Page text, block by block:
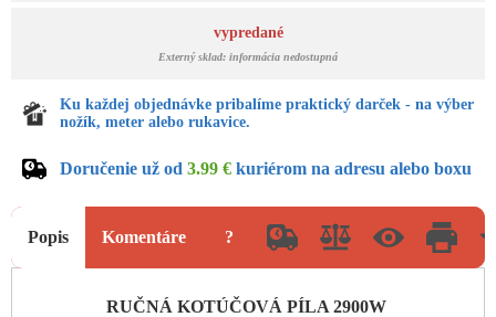
vypredané
Externý sklad: informácia nedostupná
Ku každej objednávke pribalíme praktický darček - na výber
nožík, meter alebo rukavice.
Doručenie už od 3.99 € kuriérom na adresu alebo boxu
Popis Komentáre ?
RUČNÁ KOTÚČOVÁ PÍLA 2900W